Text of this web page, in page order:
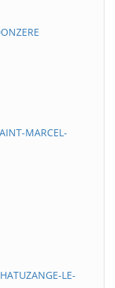
MARCEL-
LE-